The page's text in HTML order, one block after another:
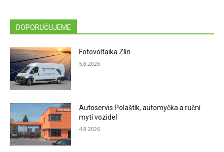
DOPORUČUJEME
Fotovoltaika Zlín
5.8.2026
Autoservis Polaštík, automyčka a ruční
mytí vozidel
4.8.2026